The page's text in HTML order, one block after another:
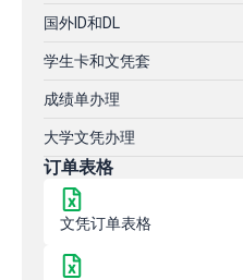
国外ID和DL
学生卡和文凭套
成绩单办理
大学文凭办理
订单表格
文凭订单表格